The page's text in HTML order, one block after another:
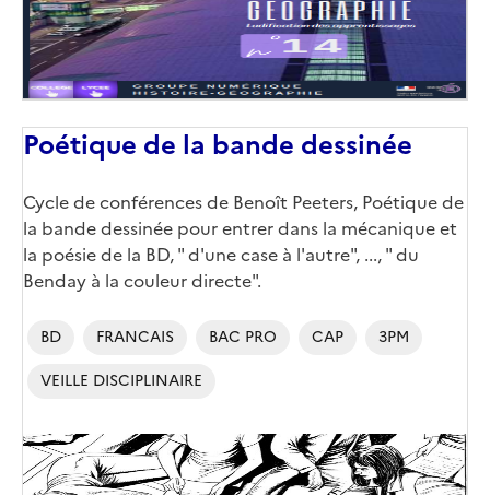
Poétique de la bande dessinée
Corps
Cycle de conférences de Benoît Peeters, Poétique de
la bande dessinée pour entrer dans la mécanique et
la poésie de la BD, " d'une case à l'autre", ..., " du
Benday à la couleur directe".
BD FRANCAIS BAC PRO CAP
3PM
VEILLE DISCIPLINAIRE
Image
de